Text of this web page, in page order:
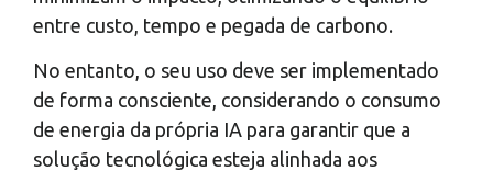
entre custo, tempo e pegada de carbono.
No entanto, o seu uso deve ser implementado
de forma consciente, considerando o consumo
de energia da própria IA para garantir que a
solução tecnológica esteja alinhada aos